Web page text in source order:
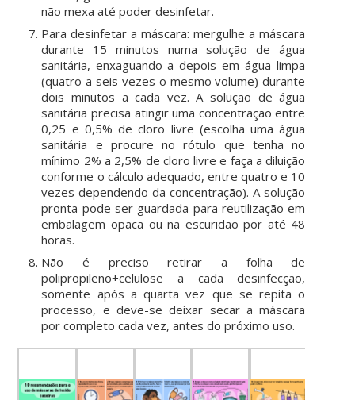
não mexa até poder desinfetar.
Para desinfetar a máscara: mergulhe a máscara
durante 15 minutos numa solução de água
sanitária, enxaguando-a depois em água limpa
(quatro a seis vezes o mesmo volume) durante
dois minutos a cada vez. A solução de água
sanitária precisa atingir uma concentração entre
0,25 e 0,5% de cloro livre (escolha uma água
sanitária e procure no rótulo que tenha no
mínimo 2% a 2,5% de cloro livre e faça a diluição
conforme o cálculo adequado, entre quatro e 10
vezes dependendo da concentração). A solução
pronta pode ser guardada para reutilização em
embalagem opaca ou na escuridão por até 48
horas.
Não é preciso retirar a folha de
polipropileno+celulose a cada desinfecção,
somente após a quarta vez que se repita o
processo, e deve-se deixar secar a máscara
por completo cada vez, antes do próximo uso.